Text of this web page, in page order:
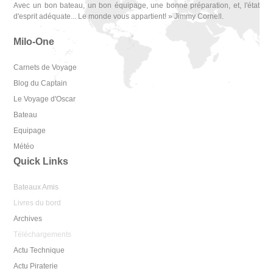
Avec un bon bateau, un bon équipage, une bonne préparation, et, l'état
d'esprit adéquate... Le monde vous appartient! » Jimmy Cornell.
Milo-One
Carnets de Voyage
Blog du Captain
Le Voyage d'Oscar
Bateau
Equipage
Météo
Quick Links
Bateaux Amis
Livres du bord
Archives
Téléchargements
Actu Technique
Actu Piraterie